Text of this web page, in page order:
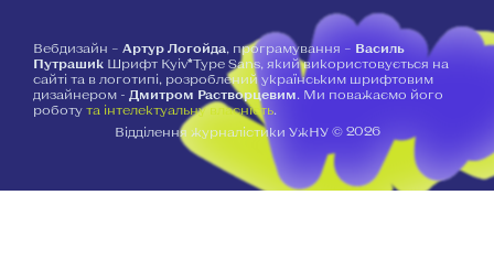
Вебдизайн – Артур Логойда, програмування – Василь
Путрашик Шрифт Kyiv*Type Sans, який використовується на
сайті та в логотипі, розроблений українським шрифтовим
дизайнером - Дмитром Растворцевим. Ми поважаємо його
роботу та інтелектуальну власність.
Відділення журналістики УжНУ © 2026